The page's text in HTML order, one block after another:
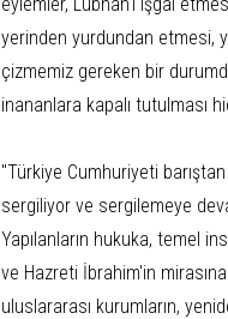
yerinden yurdundan etmesi,
çizmemiz gereken bir
inananlara kapalı tutulması
"Türkiye Cumhuriyeti
sergiliyor ve sergilemeye
Yapılanların hukuka, temel
ve Hazreti İbrahim'in
uluslararası kurumların,